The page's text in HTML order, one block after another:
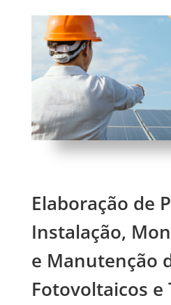
Elaboração de
Instalação,
e Manutenção
Fotovoltaicos e